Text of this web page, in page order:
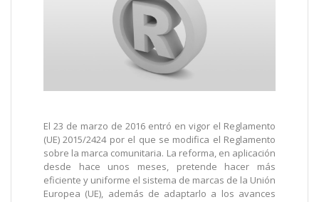
El 23 de marzo de 2016 entró en vigor el Reglamento
(UE) 2015/2424 por el que se modifica el Reglamento
sobre la marca comunitaria. La reforma, en aplicación
desde hace unos meses, pretende hacer más
eficiente y uniforme el sistema de marcas de la Unión
Europea (UE), además de adaptarlo a los avances